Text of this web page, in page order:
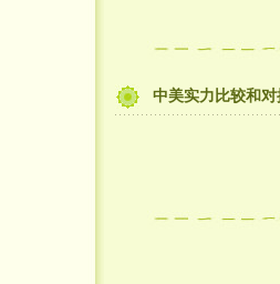
中美实力比较和